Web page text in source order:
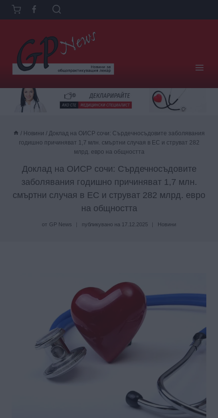
Към
съдържанието
/ Новини / Доклад на ОИСР сочи: Сърдечносъдовите заболявания
годишно причиняват 1,7 млн. смъртни случая в ЕС и струват 282
млрд. евро на общността
Доклад на ОИСР сочи: Сърдечносъдовите
заболявания годишно причиняват 1,7 млн.
смъртни случая в ЕС и струват 282 млрд. евро
на общността
от GP News публикувано на 17.12.2025 Новини